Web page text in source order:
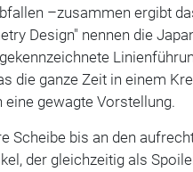
–zusammen ergibt
Design" nennen die
die ganze Zeit in einem
gewagte Vorstellung.
Scheibe bis an den
der gleichzeitig als